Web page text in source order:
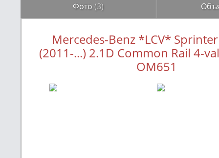
Фото (3)
Mercedes-Benz *LCV*
(2011-...) 2.1D Common Rail 4-
OM651